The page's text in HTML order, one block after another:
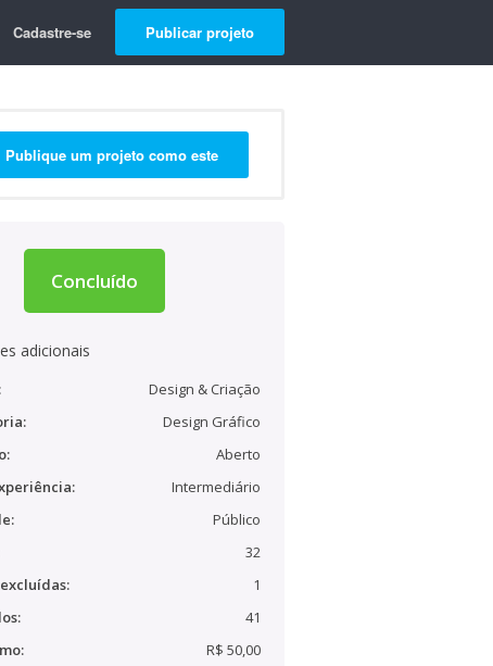
Cadastre-se Publicar projeto
Publique um projeto como este
Concluído
adicionais
Design & Criação
Design Gráfico
Aberto
Intermediário
Público
32
1
41
R$ 50,00